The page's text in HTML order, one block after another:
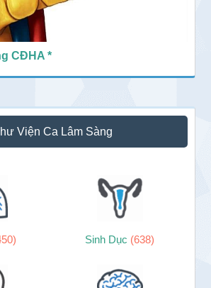
CĐHA *
Viện Ca Lâm Sàng
Sinh Dục (638)